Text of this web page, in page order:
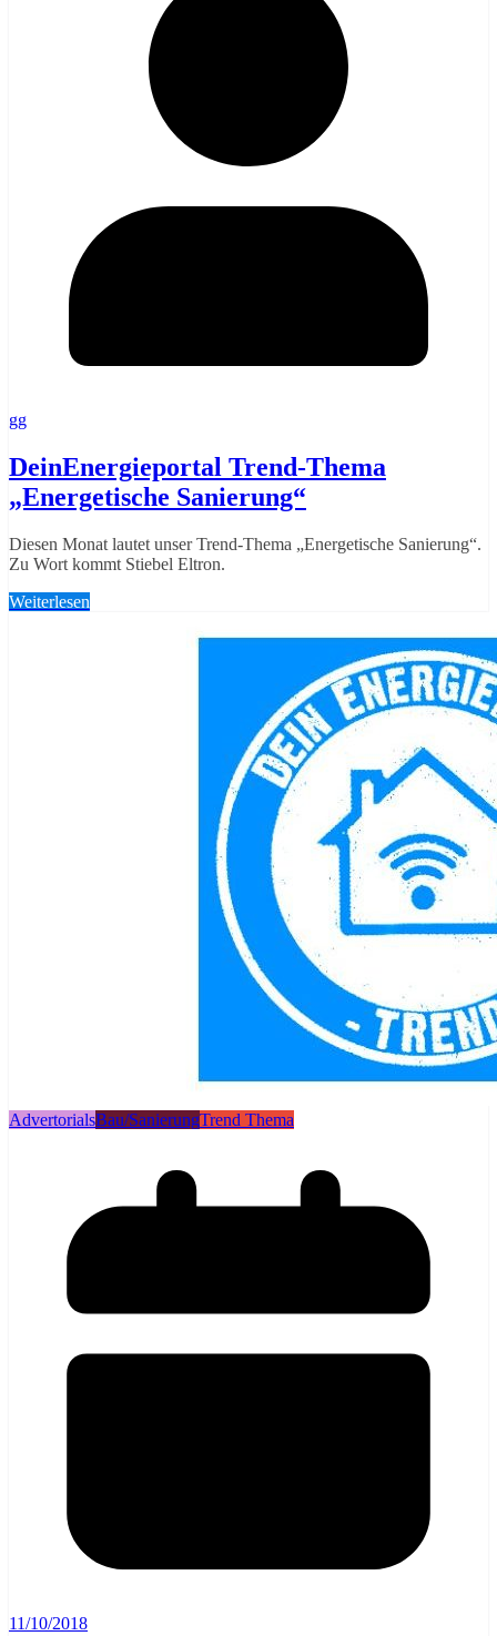
gg
DeinEnergieportal Trend-Thema
„Energetische Sanierung“
Diesen Monat lautet unser Trend-Thema „Energetische Sanierung“.
Zu Wort kommt Stiebel Eltron.
Weiterlesen
AdvertorialsBau/SanierungTrend Thema
11/10/2018